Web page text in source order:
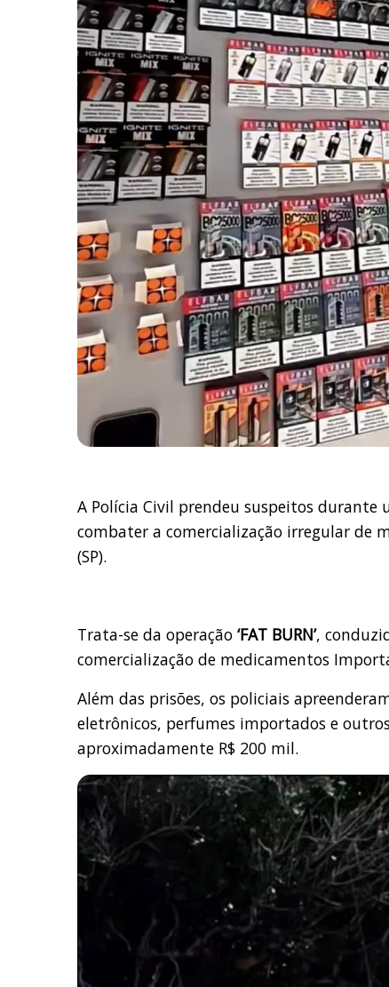
A Polícia Civil prendeu suspeitos durante
combater a comercialização irregular de
(SP).
Trata-se da operação ‘FAT BURN’,
comercialização de medicamentos
Além das prisões, os policiais
eletrônicos, perfumes importados e
aproximadamente R$ 200 mil.